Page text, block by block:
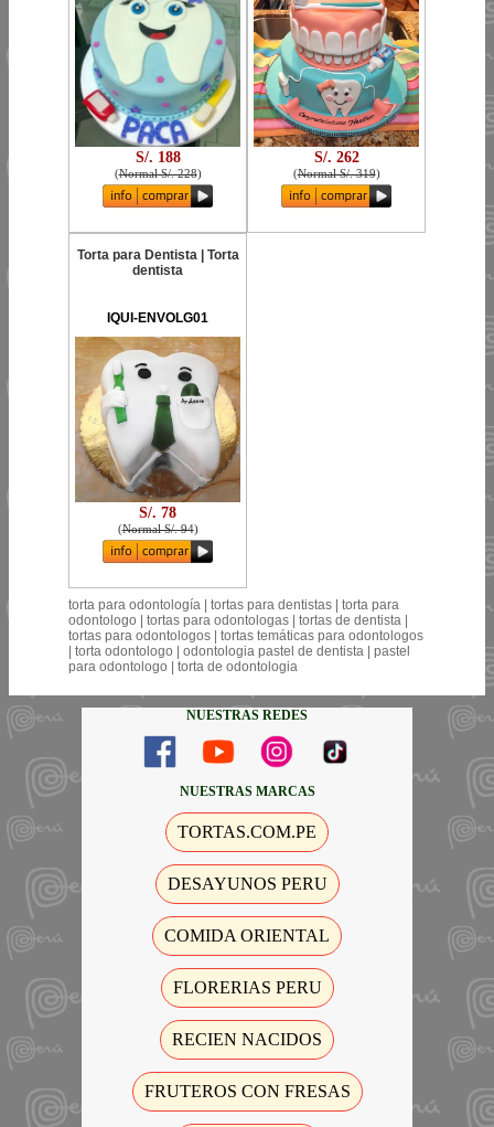
S/. 188
(Normal S/. 228)
S/. 262
(Normal S/. 319)
Torta para Dentista | Torta
dentista
IQUI-ENVOLG01
S/. 78
(Normal S/. 94)
torta para odontología | tortas para dentistas | torta para
odontologo | tortas para odontologas | tortas de dentista |
tortas para odontologos | tortas temáticas para odontologos
| torta odontologo | odontologia pastel de dentista | pastel
para odontologo | torta de odontologia
NUESTRAS REDES
NUESTRAS MARCAS
TORTAS.COM.PE
DESAYUNOS PERU
COMIDA ORIENTAL
FLORERIAS PERU
RECIEN NACIDOS
FRUTEROS CON FRESAS